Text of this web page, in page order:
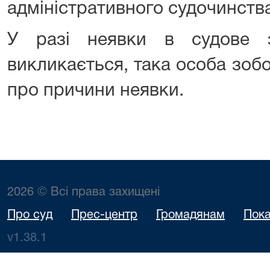
адміністративного
У разі неявки в судове
викликається, така особа
про причини неявки.
2026 © Всі права захищені
Про суд Прес-центр Громадянам
v1.38.1